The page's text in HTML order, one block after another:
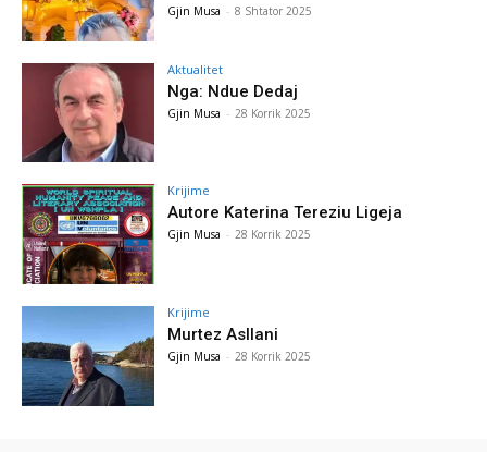
Gjin Musa - 8 Shtator 2025
Aktualitet
Nga: Ndue Dedaj
Gjin Musa - 28 Korrik 2025
Krijime
Autore Katerina Tereziu Ligeja
Gjin Musa - 28 Korrik 2025
Krijime
Murtez Asllani
Gjin Musa - 28 Korrik 2025